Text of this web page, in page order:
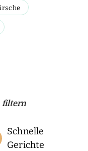
filtern
Schnelle
Gerichte